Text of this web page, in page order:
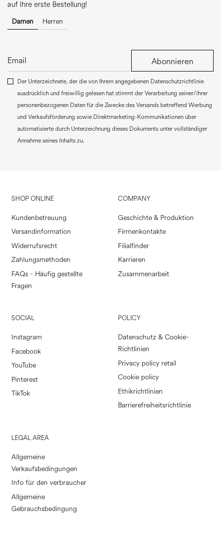
auf Ihre erste Bestellung!
Damen Herren
Abonnieren
Der Unterzeichnete, der die von Ihrem angegebenen Datenschutzrichtlinie
ausdrücklich und freiwillig gelesen hat stimmt der Verarbeitung seiner/ihrer
personenbezogenen Daten für die Zwecke des Versands betreffend Werbung
und Verkaufsförderung sowie Direktmarketing-Kommunikationen über
automatisierte durch Unterzeichnung dieses Dokuments unter vollständiger
Annahme seines Inhalts zu.
SHOP ONLINE
Kundenbetreuung
Versandinformation
Widerrufsrecht
Zahlungsmethoden
FAQs - Häufig gestellte
Fragen
COMPANY
Geschichte & Produktion
Firmenkontakte
Filialfinder
Karrieren
Zusammenarbeit
SOCIAL
Instagram
Facebook
YouTube
Pinterest
TikTok
POLICY
Datenschutz & Cookie-
Richtlinien
Privacy policy retail
Cookie policy
Ethikrichtlinien
Barrierefreiheitsrichtlinie
LEGAL AREA
Allgemeine
Verkaufsbedingungen
Info für den verbraucher
Allgemeine
Gebrauchsbedingung